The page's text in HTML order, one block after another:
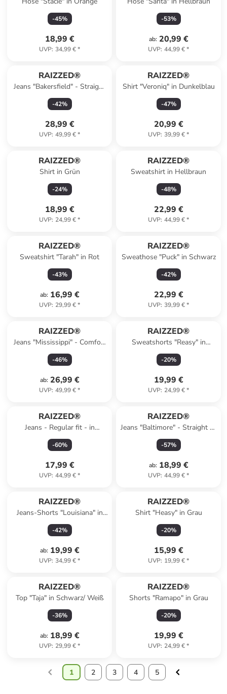
-45%
18,99 €
UVP: 34,99 €*
-53%
ab: 20,99 €
UVP: 44,99 €*
RAIZZED®
Jeans "Bakersfield" - Straight
fit - in Grau
-42%
28,99 €
UVP: 49,99 €*
RAIZZED®
Shirt "Veroniq" in Dunkelblau
-47%
20,99 €
UVP: 39,99 €*
RAIZZED®
Shirt in Grün
-24%
18,99 €
UVP: 24,99 €*
RAIZZED®
Sweatshirt in Hellbraun
-48%
22,99 €
UVP: 44,99 €*
RAIZZED®
Sweatshirt "Tarah" in Rot
-43%
ab: 16,99 €
UVP: 29,99 €*
RAIZZED®
Sweathose "Puck" in Schwarz
-42%
22,99 €
UVP: 39,99 €*
RAIZZED®
Jeans "Mississippi" - Comfort
fit - in Hellblau
-46%
ab: 26,99 €
UVP: 49,99 €*
RAIZZED®
Sweatshorts "Reasy" in
Schwarz
-20%
19,99 €
UVP: 24,99 €*
RAIZZED®
Jeans - Regular fit - in
Dunkelgrau
-60%
17,99 €
UVP: 44,99 €*
RAIZZED®
Jeans "Baltimore" - Straight fit
- in Anthrazit
-57%
ab: 18,99 €
UVP: 44,99 €*
RAIZZED®
Jeans-Shorts "Louisiana" in
Hellblau
-42%
ab: 19,99 €
UVP: 34,99 €*
RAIZZED®
Shirt "Heasy" in Grau
-20%
15,99 €
UVP: 19,99 €*
RAIZZED®
Top "Taja" in Schwarz/ Weiß
-36%
ab: 18,99 €
UVP: 29,99 €*
RAIZZED®
Shorts "Ramapo" in Grau
-20%
19,99 €
UVP: 24,99 €*
1 2 3 4 5